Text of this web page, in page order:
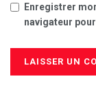
Enregistrer
navigateur